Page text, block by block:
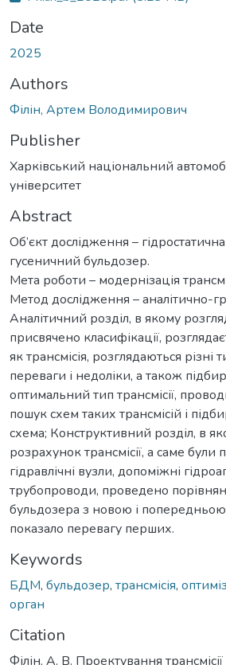
Date
2025
Authors
Філін, Артем Володимирович
Publisher
Харківський національний
університет
Abstract
Об’єкт дослідження –
гусеничний бульдозер.
Мета роботи – модернізація
Метод дослідження – аналітично-
Аналітичний розділ, в якому
присвячено класифікації,
як трансмісія, розглядаються різні
переваги і недоліки, а також
оптимальний тип трансмісії,
пошук схем таких трансмісій і
схема; Конструктивний розділ, в
розрахунок трансмісії, а саме були
гідравлічні вузли, допоміжні
трубопроводи, проведено
бульдозера з новою і попередньою
показало перевагу перших.
Keywords
БДM, бульдозер, трансмісія,
орган
Citation
Філін, А. В. Проектування